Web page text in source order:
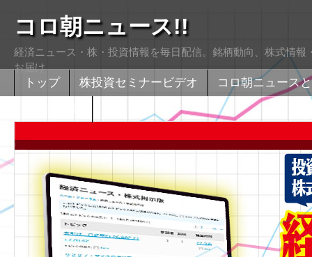
コロ朝ニュース!!
経済ニュース・株・投資情報を毎日配信。銘柄動向、株式情
お届け
トップ 株投資セミナービデオ
コロ朝ニュース